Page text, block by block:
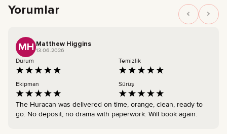
Yorumlar
MH Matthew Higgins
13.06.2026
Durum Temizlik
Ekipman Sürüş
The Huracan was delivered on time, orange, clean, ready to
go. No deposit, no drama with paperwork. Will book again.